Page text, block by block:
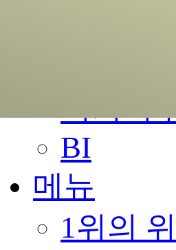
지기지
BI
메뉴
1위의